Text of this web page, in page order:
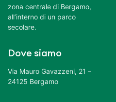
zona centrale di Bergamo,
all’interno di un parco
secolare.
Dove siamo
Via Mauro Gavazzeni, 21 –
24125 Bergamo